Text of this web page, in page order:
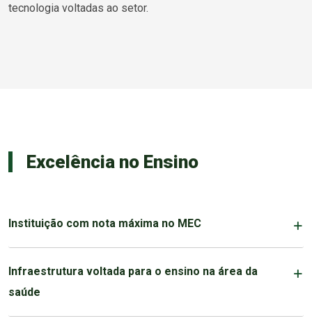
tecnologia voltadas ao setor.
Excelência no Ensino
Instituição com nota máxima no MEC
Infraestrutura voltada para o ensino na área da
saúde